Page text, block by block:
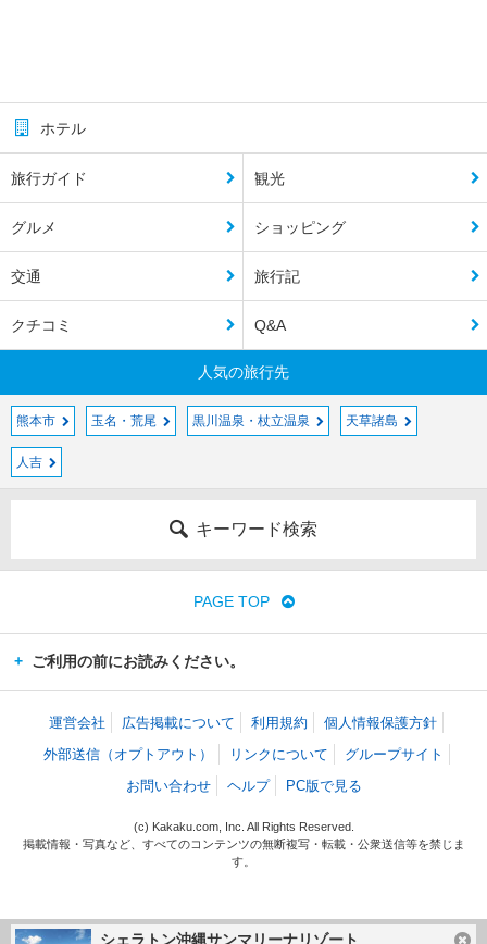
シェラトン沖縄サンマリーナリゾート
ホテル
旅行ガイド 観光
グルメ ショッピング
交通 旅行記
クチコミ Q&A
人気の旅行先
熊本市 玉名・荒尾 黒川温泉・杖立温泉 天草諸島
人吉
キーワード検索
PAGE TOP
ご利用の前にお読みください。
運営会社 広告掲載について 利用規約
個人情報保護方針
外部送信（オプトアウト）
リンクについて
グループサイト
お問い合わせ
ヘルプ PC版で見る
(c) Kakaku.com, Inc. All Rights Reserved.
掲載情報・写真など、すべてのコンテンツの無断複写・転載・公衆送信等を禁じま
す。